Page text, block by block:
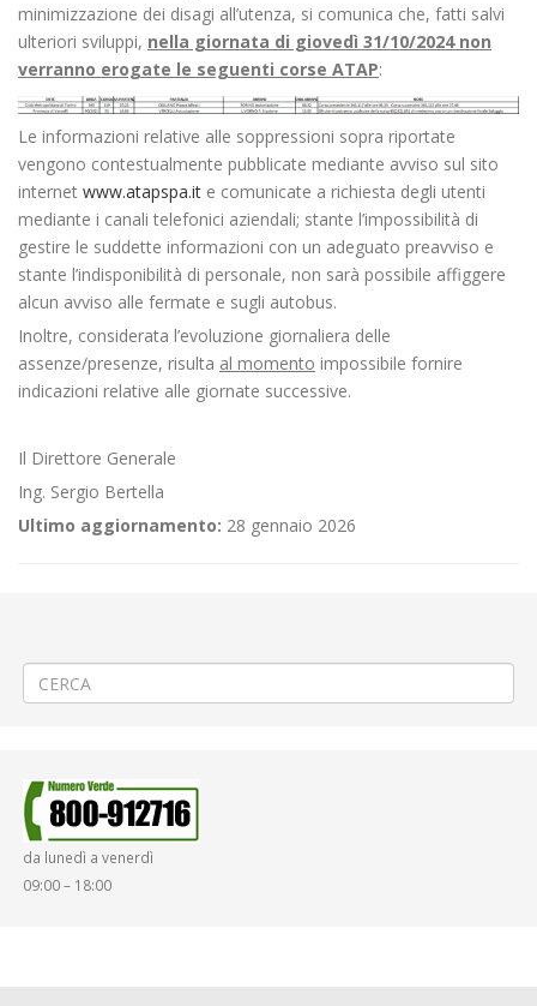
minimizzazione dei disagi all’utenza, si comunica che, fatti salvi
ulteriori sviluppi, nella giornata di giovedì 31/10/2024 non
verranno erogate le seguenti corse ATAP:
Le informazioni relative alle soppressioni sopra riportate
vengono contestualmente pubblicate mediante avviso sul sito
internet www.atapspa.it e comunicate a richiesta degli utenti
mediante i canali telefonici aziendali; stante l’impossibilità di
gestire le suddette informazioni con un adeguato preavviso e
stante l’indisponibilità di personale, non sarà possibile affiggere
alcun avviso alle fermate e sugli autobus.
Inoltre, considerata l’evoluzione giornaliera delle
assenze/presenze, risulta al momento impossibile fornire
indicazioni relative alle giornate successive.
Il Direttore Generale
Ing. Sergio Bertella
Ultimo aggiornamento: 28 gennaio 2026
da lunedì a venerdì
09:00 – 18:00